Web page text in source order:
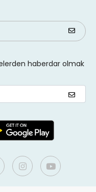
haberdar olmak